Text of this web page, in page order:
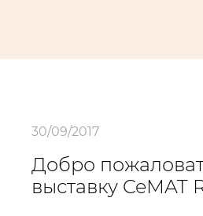
30/09/2017
Добро
выставку CeMAT